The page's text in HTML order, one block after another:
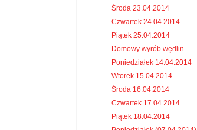
Środa 23.04.2014
Czwartek 24.04.2014
Piątek 25.04.2014
Domowy wyrób wędlin
Poniedziałek 14.04.2014
Wtorek 15.04.2014
Środa 16.04.2014
Czwartek 17.04.2014
Piątek 18.04.2014